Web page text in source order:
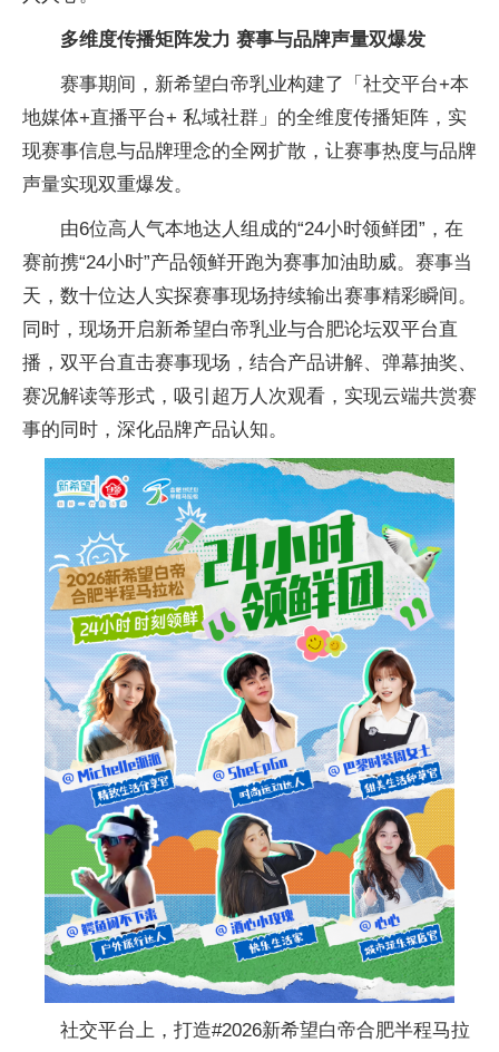
多维度传播矩阵发力 赛事与品牌声量双爆发
赛事期间，新希望白帝乳业构建了「社交平台+本
地媒体+直播平台+ 私域社群」的全维度传播矩阵，实
现赛事信息与品牌理念的全网扩散，让赛事热度与品牌
声量实现双重爆发。
由6位高人气本地达人组成的“24小时领鲜团”，在
赛前携“24小时”产品领鲜开跑为赛事加油助威。赛事当
天，数十位达人实探赛事现场持续输出赛事精彩瞬间。
同时，现场开启新希望白帝乳业与合肥论坛双平台直
播，双平台直击赛事现场，结合产品讲解、弹幕抽奖、
赛况解读等形式，吸引超万人次观看，实现云端共赏赛
事的同时，深化品牌产品认知。
社交平台上，打造#2026新希望白帝合肥半程马拉